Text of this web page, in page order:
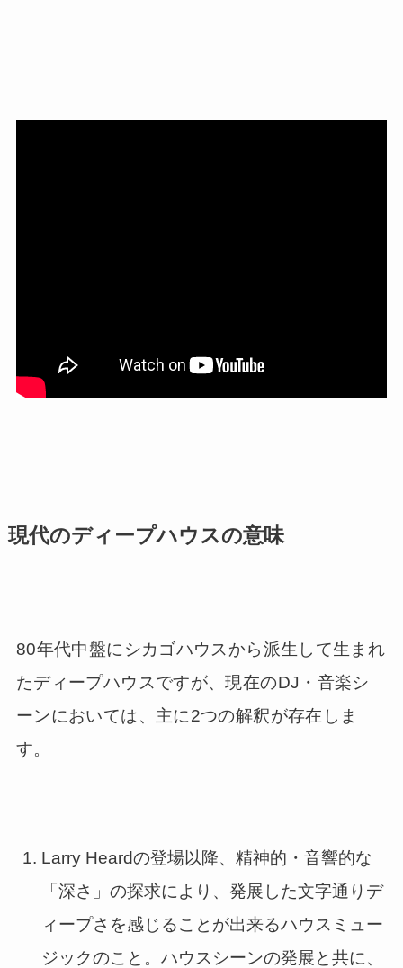
現代のディープハウスの意味
80年代中盤にシカゴハウスから派生して生まれ
たディープハウスですが、現在のDJ・音楽シ
ーンにおいては、主に2つの解釈が存在しま
す。
Larry Heardの登場以降、精神的・音響的な
「深さ」の探求により、発展した文字通りデ
ィープさを感じることが出来るハウスミュー
ジックのこと。ハウスシーンの発展と共に、